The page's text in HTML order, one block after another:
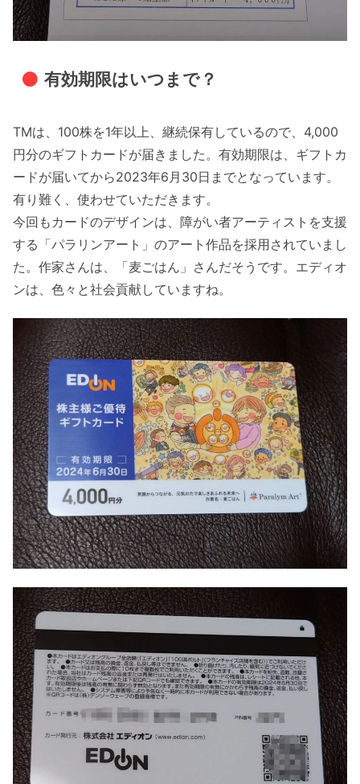
有効期限はいつまで？
TMは、100株を1年以上、継続保有しているので、4,000
円分のギフトカードが届きました。有効期限は、ギフトカ
ードが届いてから2023年6月30日までとなっています。
有り難く、使わせていただきます。
今回もカードのデザインは、障がい者アーティストを支援
する「パラリンアート」のアート作品を採用されていまし
た。作家さんは、「麦ごはん」さんだそうです。エディオ
ンは、色々と社会貢献していますね。